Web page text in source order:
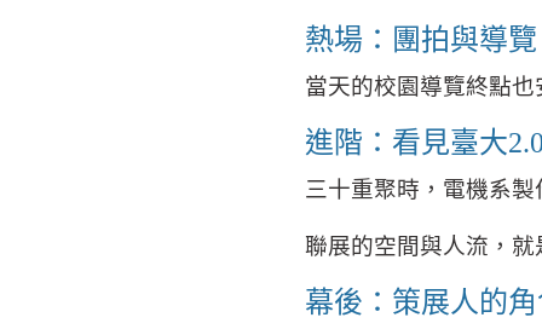
熱場：團拍與導覽
當天的校園導覽終點
進階：看見臺大
三十重聚時，電機系
聯展的空間與人流，
幕後：策展人的